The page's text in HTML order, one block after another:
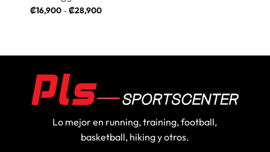
₡16,900 -₡28,900Rango
₡28,900
Lo mejor en running, training, football,
basketball, hiking y otros.